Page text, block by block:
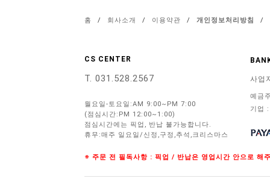
홈 / 회사소개 / 이용약관 / 개인정보처리방침 /
CS CENTER
T. 031.528.2567
월요일-토요일:AM 9:00~PM 7:00
(점심시간:PM 12:00~1:00)
점심시간에는 픽업, 반납 불가능합니다.
휴무:매주 일요일/신정,구정,추석,크리스마스
사업
예금
기업
※ 주문 전 필독사항 : 픽업 / 반납은 영업시간 안으로 해